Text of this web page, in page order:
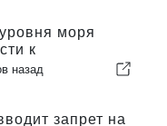
моря
к
40 процентов
назад
запрет на